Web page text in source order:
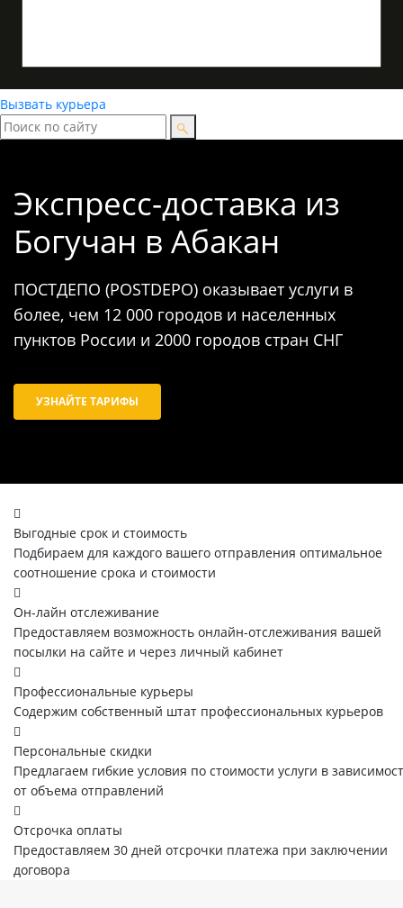
Вызвать курьера
Экспресс-доставка из
Богучан в Абакан
ПОСТДЕПО (POSTDEPO) оказывает услуги в
более, чем 12 000 городов и населенных
пунктов России и 2000 городов стран СНГ
УЗНАЙТЕ ТАРИФЫ
Выгодные срок и стоимость
Подбираем для каждого вашего отправления оптимальное
соотношение срока и стоимости
Он-лайн отслеживание
Предоставляем возможность онлайн-отслеживания вашей
посылки на сайте и через личный кабинет
Профессиональные курьеры
Содержим собственный штат профессиональных курьеров
Персональные скидки
Предлагаем гибкие условия по стоимости услуги в
от объема отправлений
Отсрочка оплаты
Предоставляем 30 дней отсрочки платежа при заключении
договора